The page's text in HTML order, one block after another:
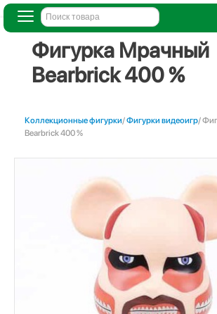
Фигурка Мрачный
Bearbrick 400 %
Коллекционные фигурки/Фигурки видеоигр/
Bearbrick 400 %